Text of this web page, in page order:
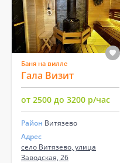
Баня на вилле
Гала Визит
от 2500 до 3200 р/час
Район Витязево
Адрес
село Витязево, улица
Заводская, 26